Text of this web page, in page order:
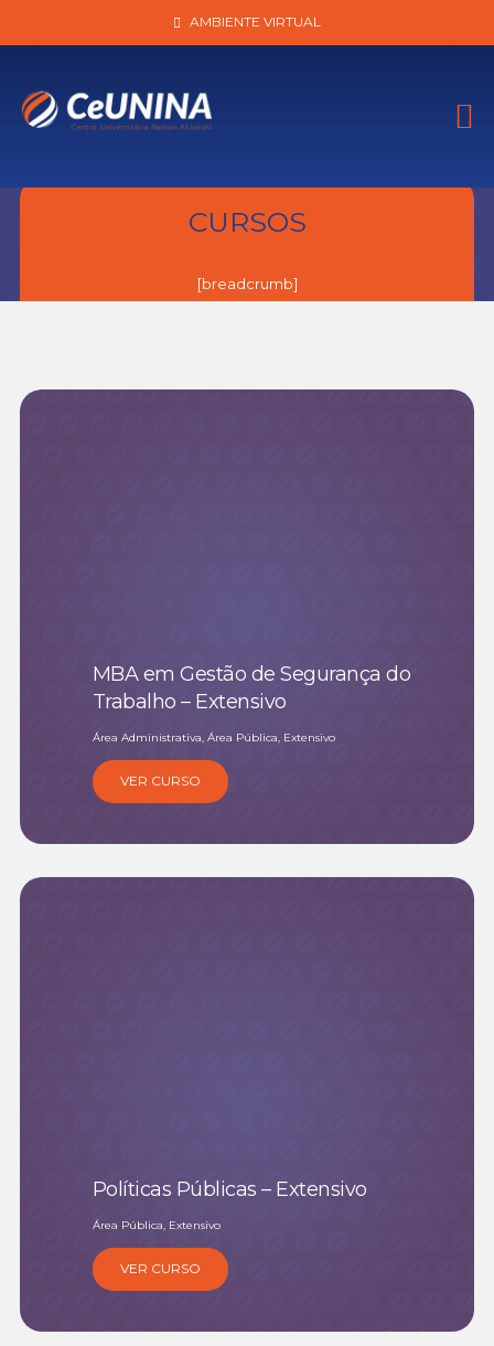
AMBIENTE VIRTUAL
CURSOS
[breadcrumb]
MBA em Gestão de Segurança do
Trabalho – Extensivo
Área Administrativa, Área Pública, Extensivo
VER CURSO
Políticas Públicas – Extensivo
Área Pública, Extensivo
VER CURSO